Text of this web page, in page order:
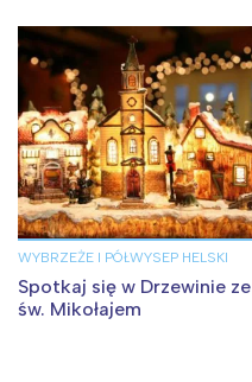
WYBRZEŻE I PÓŁWYSEP HELSKI
Spotkaj się w Drzewinie ze
św. Mikołajem